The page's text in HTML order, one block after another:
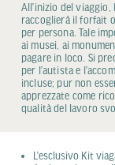
All’inizio del viaggio,
raccoglierà il forfait
per persona. Tale
ai musei, ai
pagare in loco. Si
per l’autista e
incluse; pur non
apprezzate come
qualità del lavoro
L’esclusivo Kit